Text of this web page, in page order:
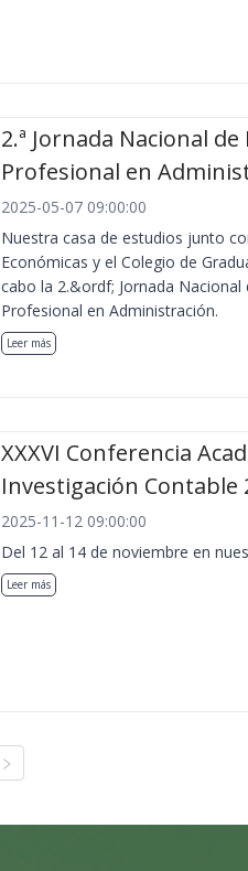
2.ª Jornada Nacional
Profesional en
2025-05-07 09:00:00
Nuestra casa de estudios junto
Económicas y el Colegio de
cabo la 2.&ordf; Jornada
Profesional en Administración.
Leer más
XXXVI Conferencia
Investigación Contable
2025-11-12 09:00:00
Del 12 al 14 de noviembre en
Leer más